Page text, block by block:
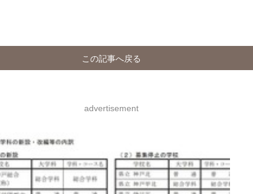
この記事へ戻る
advertisement